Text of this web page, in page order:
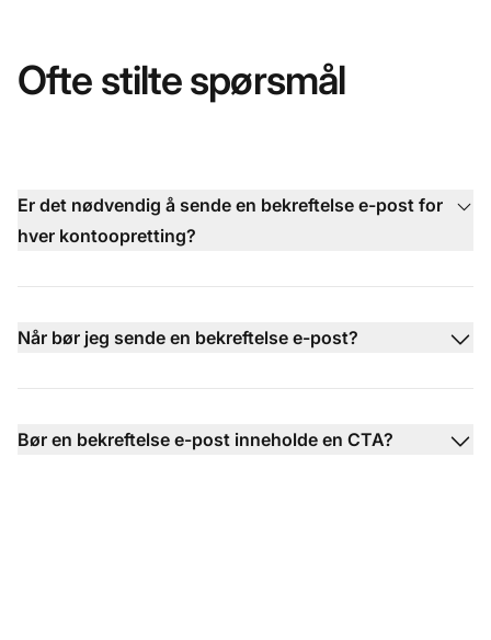
Ofte stilte spørsmål
Er det nødvendig å sende en bekreftelse e-post for
hver kontoopretting?
Når bør jeg sende en bekreftelse e-post?
Bør en bekreftelse e-post inneholde en CTA?